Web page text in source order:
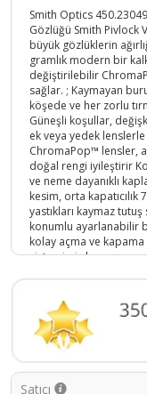
Smith Optics
Gözlüğü Smith Pivlock
büyük gözlüklerin
gramlık modern bir
değiştirilebilir
sağlar. ; Kaymayan
köşede ve her zorlu
Güneşli koşullar,
ek veya yedek
ChromaPop™ lensler,
doğal rengi iyileştirir
ve neme dayanıklı
kesim, orta
yastıkları kaymaz
konumlu ayarlanabilir
kolay açma ve
sistemimiz lens ara
lens , silme bezi
Ürün Kodu :
5161-
Satıcı